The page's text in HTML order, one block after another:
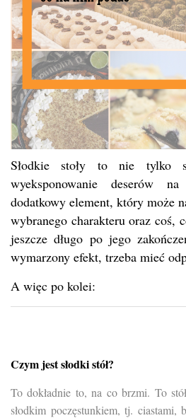
Słodkie stoły to nie tylko
wyeksponowanie deserów
dodatkowy element, który może
wybranego charakteru oraz coś,
jeszcze długo po jego
wymarzony efekt, trzeba mieć
A więc po kolei:
Czym jest słodki stół?
To dokładnie to, na co brzmi. To
słodkim poczęstunkiem, tj. ciastami,